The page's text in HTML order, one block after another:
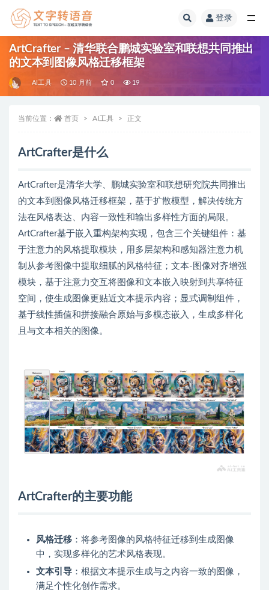
登录
ArtCrafter – 清华联合鹏城实验室和联想共同推出
的文本到图像风格迁移框架
AI工具 10 月前 0 19
当前位置： 首页 AI工具 正文
ArtCrafter是什么
ArtCrafter是清华大学、鹏城实验室和联想研究院共同推出
的文本到图像风格迁移框架，基于扩散模型，解决传统方
法在风格表达、内容一致性和输出多样性方面的局限。
ArtCrafter基于嵌入重构架构实现，包含三个关键组件：基
于注意力的风格提取模块，用多层架构和感知器注意力机
制从参考图像中提取细腻的风格特征；文本-图像对齐增强
模块，基于注意力交互将图像和文本嵌入映射到共享特征
空间，使生成图像更贴近文本提示内容；显式调制组件，
基于线性插值和拼接融合原始与多模态嵌入，生成多样化
且与文本相关的图像。
ArtCrafter的主要功能
风格迁移 ：将参考图像的风格特征迁移到生成图像
中，实现多样化的艺术风格表现。
文本引导 ：根据文本提示生成与之内容一致的图像，
满足个性化创作需求。